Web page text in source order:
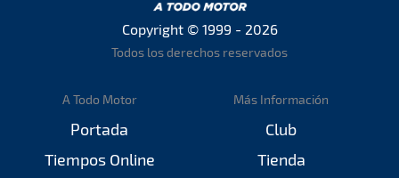
Copyright © 1999 - 2026
Todos los derechos reservados
A Todo Motor
Portada
Tiempos Online
Más Información
Club
Tienda